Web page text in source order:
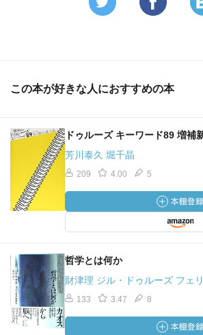
この本が好きな人におすすめの本
ドゥルーズ キーワード89 増補
芳川泰久 堀千晶
209 4.00 5
哲学とは何か
財津理 ジル・ドゥルーズ フェ
133 3.47 8